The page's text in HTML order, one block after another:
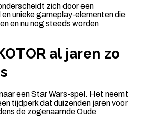
zich door een
unieke gameplay-elementen die
en nu nog steeds worden
al jaren zo
een Star Wars-spel. Het neemt
tijdperk dat duizenden jaren voor
de zogenaamde Oude